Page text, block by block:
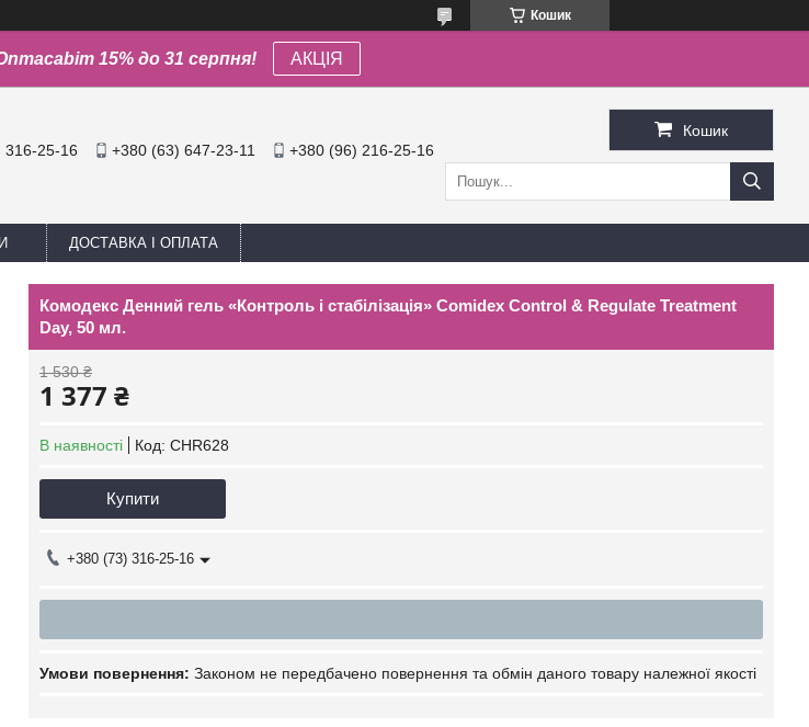
Кошик
15% до 31 серпня! АКЦІЯ
316-25-16 +380 (63) 647-23-11 +380 (96) 216-25-16
Кошик
ДОСТАВКА І ОПЛАТА
Комодекс Денний гель «Контроль і стабілізація» Comidex Control & Regulate Treatment
Day, 50 мл.
1 530 ₴
1 377 ₴
В наявності Код: CHR628
Купити
+380 (73) 316-25-16
Законом не передбачено повернення та обмін даного товару належної якості